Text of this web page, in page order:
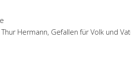
Thur Hermann, Gefallen für Volk und